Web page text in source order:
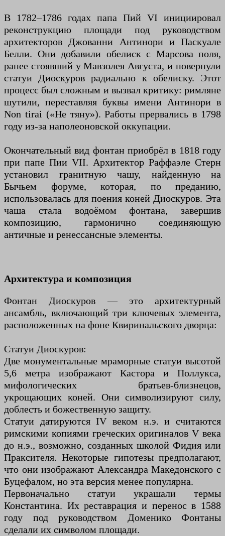
В 1782–1786 годах папа Пий VI инициировал
реконструкцию площади под руководством
архитекторов Джованни Антинори и Паскуале
Белли. Они добавили обелиск с Марсова поля,
ранее стоявший у Мавзолея Августа, и повернули
статуи Диоскуров радиально к обелиску. Этот
процесс был сложным и вызвал критику: римляне
шутили, переставляя буквы имени Антинори в
Non tirai («Не тяну»). Работы прервались в 1798
году из-за наполеоновской оккупации.
Окончательный вид фонтан приобрёл в 1818 году
при папе Пии VII. Архитектор Раффаэле Стерн
установил гранитную чашу, найденную на
Бычьем форуме, которая, по преданию,
использовалась для поения коней Диоскуров. Эта
чаша стала водоёмом фонтана, завершив
композицию, гармонично соединяющую
античные и ренессансные элементы.
Архитектура и композиция
Фонтан Диоскуров — это архитектурный
ансамбль, включающий три ключевых элемента,
расположенных на фоне Квиринальского дворца:
Статуи Диоскуров:
Две монументальные мраморные статуи высотой
5,6 метра изображают Кастора и Поллукса,
мифологических братьев-близнецов,
укрощающих коней. Они символизируют силу,
доблесть и божественную защиту.
Статуи датируются IV веком н.э. и считаются
римскими копиями греческих оригиналов V века
до н.э., возможно, созданных школой Фидия или
Праксителя. Некоторые гипотезы предполагают,
что они изображают Александра Македонского с
Буцефалом, но эта версия менее популярна.
Первоначально статуи украшали термы
Константина. Их реставрация и перенос в 1588
году под руководством Доменико Фонтаны
сделали их символом площади.